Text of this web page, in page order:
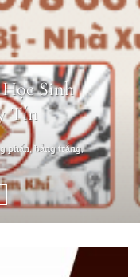
Sinh
Tín
phấn, bảng trắng,